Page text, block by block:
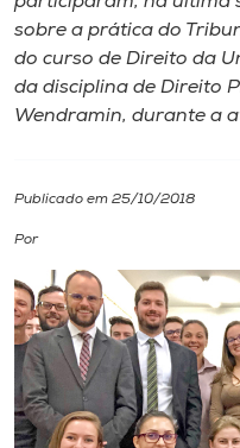
I.nova
Cultura
CPA
Biblioteca
Editora
sobre a prática do
do curso de Direito da
da disciplina de Direito
Wendramin, durante a
Publicado em 25/10/2018
Por